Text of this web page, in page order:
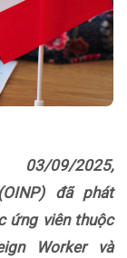
đã phát
ứng viên thuộc
Worker và